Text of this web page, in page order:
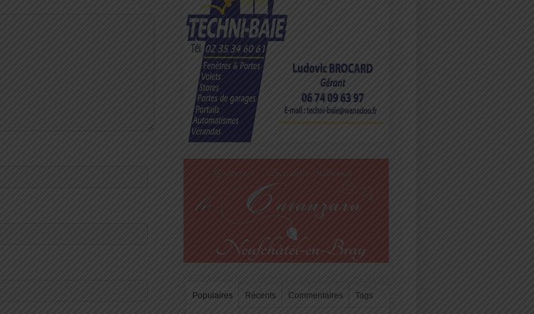
Populaires Récents Commentaires Tags